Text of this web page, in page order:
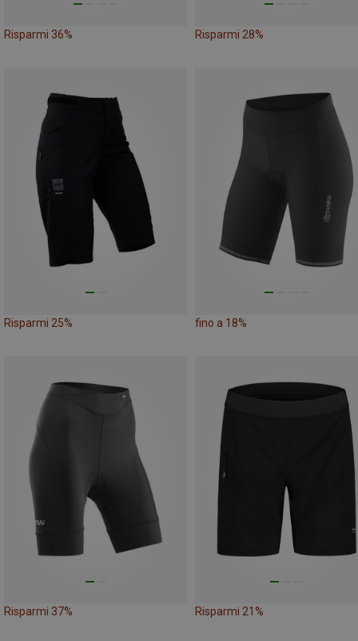
Risparmi 36% Risparmi 28%
Risparmi 25% fino a 18%
Risparmi 37% Risparmi 21%